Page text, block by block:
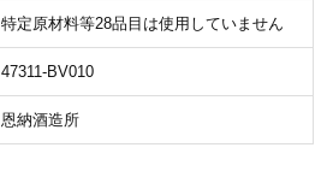
特定原材料等28品目は使用していません
47311-BV010
恩納酒造所